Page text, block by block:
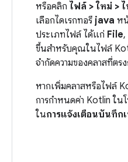
หรือคลิก ไฟล์ > ใหม่ >
เลือกไดเรกทอรี java ห
ประเภทไฟล์ ได้แก่ File,
ขึ้นสำหรับคุณในไฟล์
จำกัดความของคลาสที่ต
หากเพิ่มคลาสหรือไฟล์
การกำหนดค่า Kotlin ใน
ในการแจ้งเตือนบันทึก